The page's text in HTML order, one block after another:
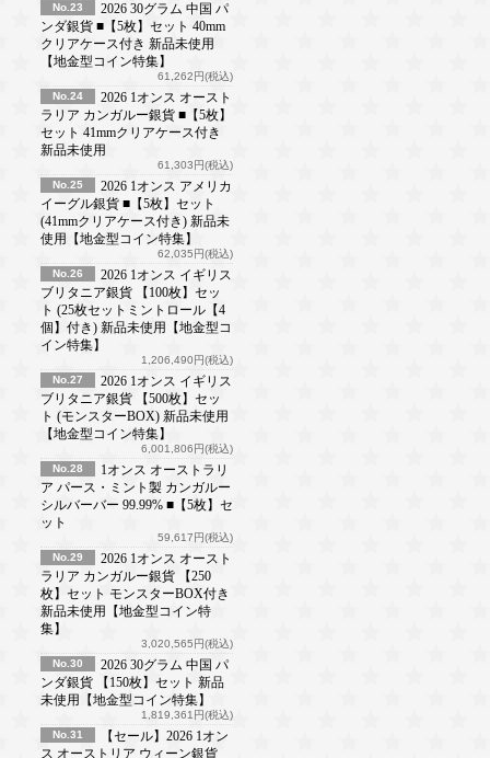
No.23
2026 30グラム 中国 パ
ンダ銀貨 ■【5枚】セット 40mm
クリアケース付き 新品未使用
【地金型コイン特集】
61,262円(税込)
No.24
2026 1オンス オースト
ラリア カンガルー銀貨 ■【5枚】
セット 41mmクリアケース付き
新品未使用
61,303円(税込)
No.25
2026 1オンス アメリカ
イーグル銀貨 ■【5枚】セット
(41mmクリアケース付き) 新品未
使用【地金型コイン特集】
62,035円(税込)
No.26
2026 1オンス イギリス
ブリタニア銀貨 【100枚】セッ
ト (25枚セットミントロール【4
個】付き) 新品未使用【地金型コ
イン特集】
1,206,490円(税込)
No.27
2026 1オンス イギリス
ブリタニア銀貨 【500枚】セッ
ト (モンスターBOX) 新品未使用
【地金型コイン特集】
6,001,806円(税込)
No.28
1オンス オーストラリ
ア パース・ミント製 カンガルー
シルバーバー 99.99% ■【5枚】セ
ット
59,617円(税込)
No.29
2026 1オンス オースト
ラリア カンガルー銀貨 【250
枚】セット モンスターBOX付き
新品未使用【地金型コイン特
集】
3,020,565円(税込)
No.30
2026 30グラム 中国 パ
ンダ銀貨 【150枚】セット 新品
未使用【地金型コイン特集】
1,819,361円(税込)
No.31
【セール】2026 1オン
ス オーストリア ウィーン銀貨